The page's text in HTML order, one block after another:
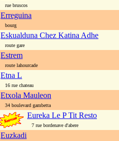
rue bruscos
Erreguina
bourg
Eskualduna Chez Katina Adhe
route gare
Estrem
route lahourcade
Etna L
16 rue chateau
Etxola Mauleon
34 boulevard gambetta
Eureka Le P Tit Resto
7 rue bordenave d'abere
Euzkadi